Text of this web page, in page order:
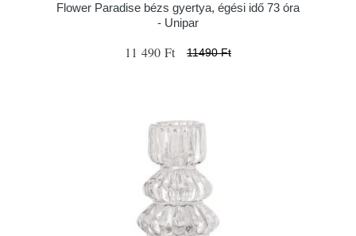
Flower Paradise bézs gyertya, égési idő 73 óra
- Unipar
11 490 Ft 11490 Ft